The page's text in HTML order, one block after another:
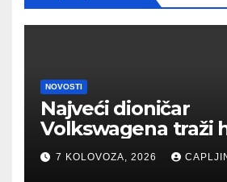
NOVOSTI
Najveći dioničar
Volkswagena traži
rezove, ugroženo
radnih mjesta
7 KOLOVOZA, 2026